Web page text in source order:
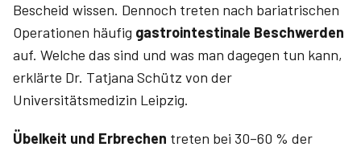
Bescheid wissen. Dennoch treten nach bariatrischen
Operationen häufig gastrointestinale Beschwerden
auf. Welche das sind und was man dagegen tun kann,
erklärte Dr. Tatjana Schütz von der
Universitätsmedizin Leipzig.
Übelkeit und Erbrechen treten bei 30–60 % der